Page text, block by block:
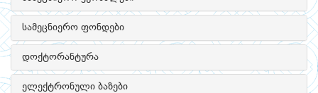
სამეცნიერო ფონდები
დოქტორანტურა
ელექტრონული ბაზები